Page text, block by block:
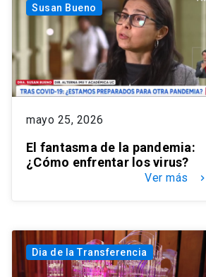
Susan Bueno
mayo 25, 2026
El fantasma de la pandemia:
¿Cómo enfrentar los virus?
Ver más keyboard_arrow_right
Dia de la Transferencia